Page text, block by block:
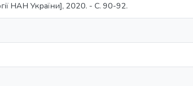
НАН України], 2020. - С. 90-92.